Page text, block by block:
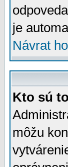
je
Návrat
Kto sú
môžu